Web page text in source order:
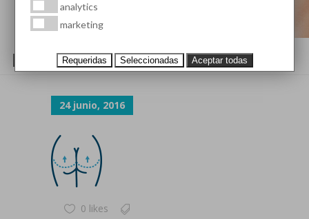
H5-CUSTOM-ICON-6
24 junio, 2016
0 likes
analytics
marketing
Requeridas Seleccionadas Aceptar todas